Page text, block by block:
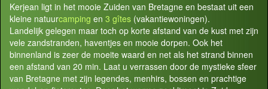
Kerjean ligt in het mooie Zuiden van Bretagne en bestaat uit een
kleine natuurcamping en 3 gîtes (vakantiewoningen).
Landelijk gelegen maar toch op korte afstand van de kust met zijn
vele zandstranden, haventjes en mooie dorpen. Ook het
binnenland is zeer de moeite waard en net als het strand binnen
een afstand van 20 min. Laat u verrassen door de mystieke sfeer
van Bretagne met zijn legendes, menhirs, bossen en prachtige